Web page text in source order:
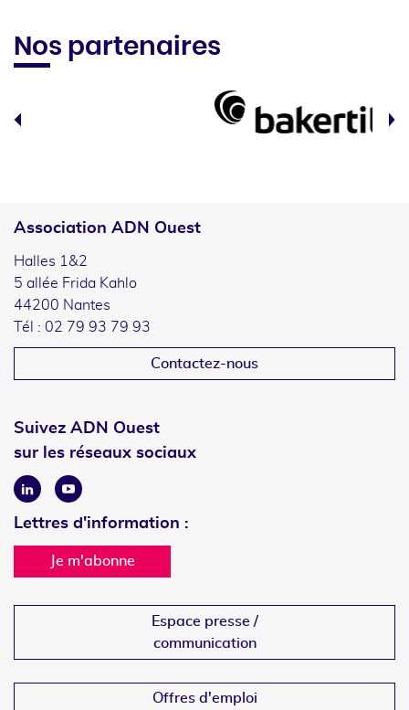
Nos partenaires
Association ADN Ouest
Halles 1&2
5 allée Frida Kahlo
44200 Nantes
Tél : 02 79 93 79 93
Contactez-nous
Suivez ADN Ouest
sur les réseaux sociaux
LinkedinYoutube
Lettres d'information :
Je m'abonne
Espace presse /
communication
Offres d'emploi